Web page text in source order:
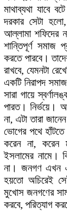
মাথাব্যথা যাবে
দরকার সেটা হলো,
আল্লামা শফিদের
শান্তিপূর্ণ সমাজ
করতে পারবে।
রাখবে, যেমনটা
একটি নিরাপদ
সারা গায়ে
পারত। নির্ভয়ে।
না, এটা তারা
ভোগের পথে
করেন না, করেন
ইসলামের নামে।
না। জনগণ এখন
হয়তো অচিরেই
মুখোস জনগণের
করবে, পরিত্যাগ